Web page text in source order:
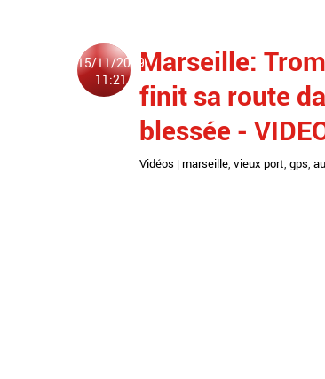
15/11/2019
11:21
Marseille:
finit sa route
blessée -
Vidéos | marseille, vieux port, gps,